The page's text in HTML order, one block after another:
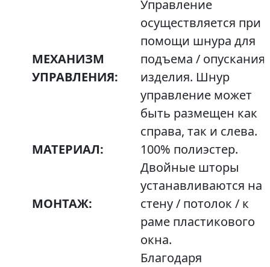
МЕХАНИЗМ
УПРАВЛЕНИЯ:
Управление
осуществляется при
помощи шнура для
подъема / опускания
изделия. Шнур
управление может
быть размещен как
справа, так и слева.
МАТЕРИАЛ:
100% полиэстер.
МОНТАЖ:
Двойные шторы
устанавливаются на
стену / потолок / к
раме пластикового
окна.
Благодаря